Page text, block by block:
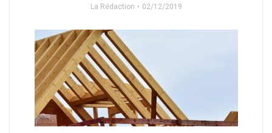
La Rédaction 02/12/2019